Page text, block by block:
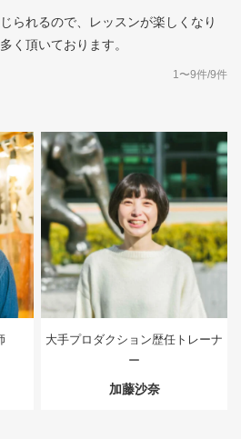
られるので、レッスンが楽しくなり
く頂いております。
1〜9件/9件
大手プロダクション歴任トレーナ
ー
加藤沙奈